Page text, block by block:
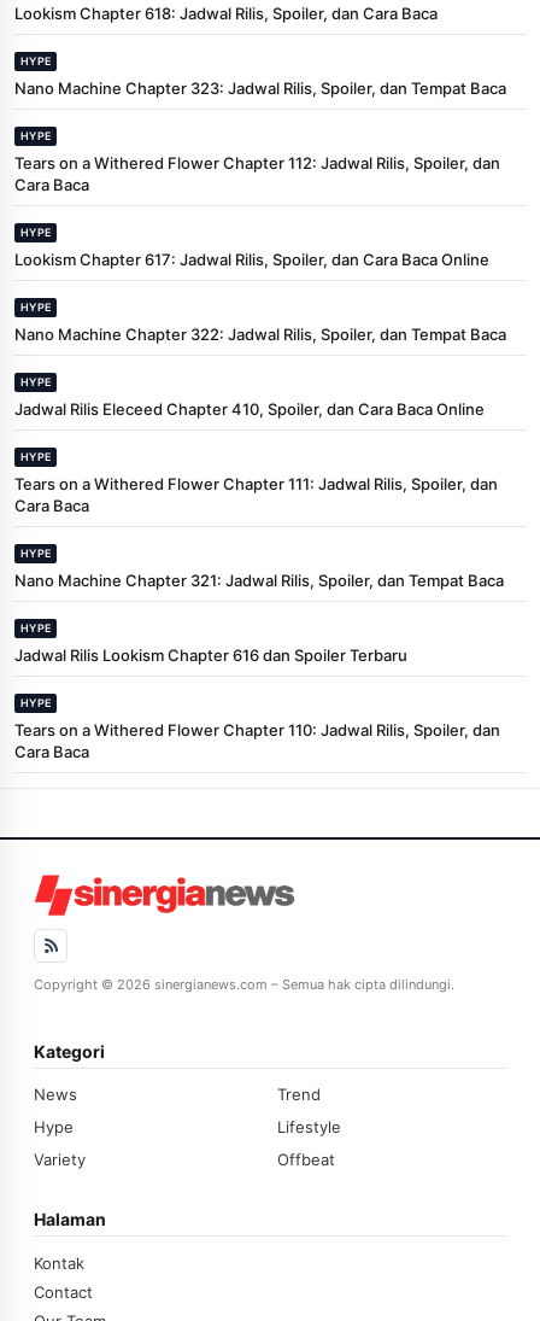
Lookism Chapter 618: Jadwal Rilis, Spoiler, dan Cara Baca
HYPE
Nano Machine Chapter 323: Jadwal Rilis, Spoiler, dan Tempat Baca
HYPE
Tears on a Withered Flower Chapter 112: Jadwal Rilis, Spoiler, dan
Cara Baca
HYPE
Lookism Chapter 617: Jadwal Rilis, Spoiler, dan Cara Baca Online
HYPE
Nano Machine Chapter 322: Jadwal Rilis, Spoiler, dan Tempat Baca
HYPE
Jadwal Rilis Eleceed Chapter 410, Spoiler, dan Cara Baca Online
HYPE
Tears on a Withered Flower Chapter 111: Jadwal Rilis, Spoiler, dan
Cara Baca
HYPE
Nano Machine Chapter 321: Jadwal Rilis, Spoiler, dan Tempat Baca
HYPE
Jadwal Rilis Lookism Chapter 616 dan Spoiler Terbaru
HYPE
Tears on a Withered Flower Chapter 110: Jadwal Rilis, Spoiler, dan
Cara Baca
Copyright © 2026 sinergianews.com – Semua hak cipta dilindungi.
Kategori
News
Trend
Hype
Lifestyle
Variety
Offbeat
Halaman
Kontak
Contact